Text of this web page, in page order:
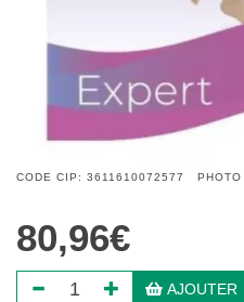
CODE CIP: 3611610072577 PHOTO
80,96€
AJOUTER